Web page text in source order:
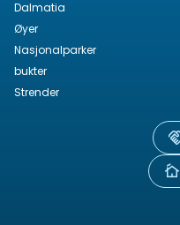
Dalmatia
Øyer
Nasjonalparker
bukter
Strender